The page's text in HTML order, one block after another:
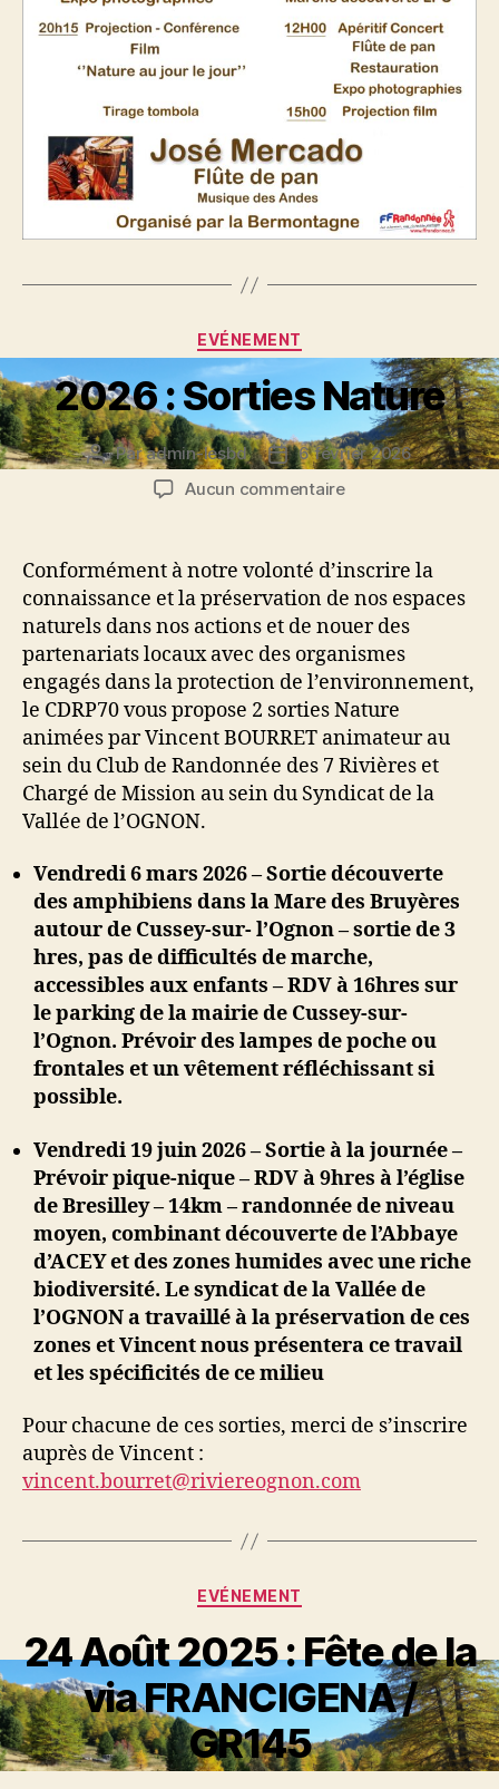
Catégories
EVÉNEMENT
2026 : Sorties Nature
Auteur
Paradmin-lesbd
Date6 février 2026
Aucun commentairesur
Sorties
Conformément à notre volonté d’inscrire la
connaissance et la préservation de nos espaces
naturels dans nos actions et de nouer des
partenariats locaux avec des organismes
engagés dans la protection de l’environnement,
le CDRP70 vous propose 2 sorties Nature
animées par Vincent BOURRET animateur au
sein du Club de Randonnée des 7 Rivières et
Chargé de Mission au sein du Syndicat de la
Vallée de l’OGNON.
Vendredi 6 mars 2026 – Sortie découverte
des amphibiens dans la Mare des Bruyères
autour de Cussey-sur- l’Ognon – sortie de 3
hres, pas de difficultés de marche,
accessibles aux enfants – RDV à 16hres sur
le parking de la mairie de Cussey-sur-
l’Ognon. Prévoir des lampes de poche ou
frontales et un vêtement réfléchissant si
possible.
Vendredi 19 juin 2026 – Sortie à la journée –
Prévoir pique-nique – RDV à 9hres à l’église
de Bresilley – 14km – randonnée de niveau
moyen, combinant découverte de l’Abbaye
d’ACEY et des zones humides avec une riche
biodiversité. Le syndicat de la Vallée de
l’OGNON a travaillé à la préservation de ces
zones et Vincent nous présentera ce travail
et les spécificités de ce milieu
Pour chacune de ces sorties, merci de s’inscrire
auprès de Vincent :
vincent.bourret@riviereognon.com
Catégories
EVÉNEMENT
24 Août 2025 : Fête de la
via FRANCIGENA /
GR145